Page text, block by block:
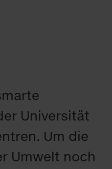
Universität
Um die
Umwelt noch